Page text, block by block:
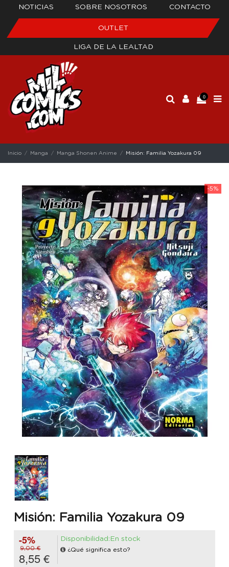
NOTICIAS SOBRE NOSOTROS CONTACTO
OUTLET
LIGA DE LA LEALTAD
0
Inicio Manga Manga Shonen Anime Misión: Familia Yozakura 09
-5%
Misión: Familia Yozakura 09
-5%
9,00 €
8,55 €
Disponibilidad:En stock
¿Qué significa esto?